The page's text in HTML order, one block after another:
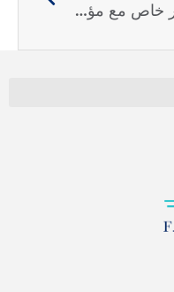
حوار خاص مع مؤسسة القاسمي